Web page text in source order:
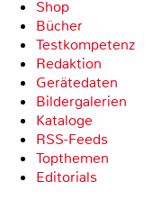
Shop
Bücher
Testkompetenz
Redaktion
Gerätedaten
Bildergalerien
Kataloge
RSS-Feeds
Topthemen
Editorials